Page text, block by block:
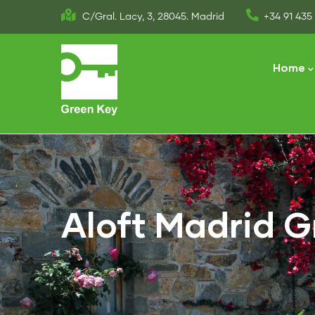
to
C/Gral. Lacy, 3, 28045. Madrid +34 91 435
Home
Aloft Madrid